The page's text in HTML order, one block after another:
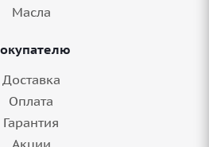
Масла
Доставка
Оплата
Гарантия